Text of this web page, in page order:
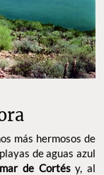
más hermosos de
de aguas azul
mar de Cortésy, al